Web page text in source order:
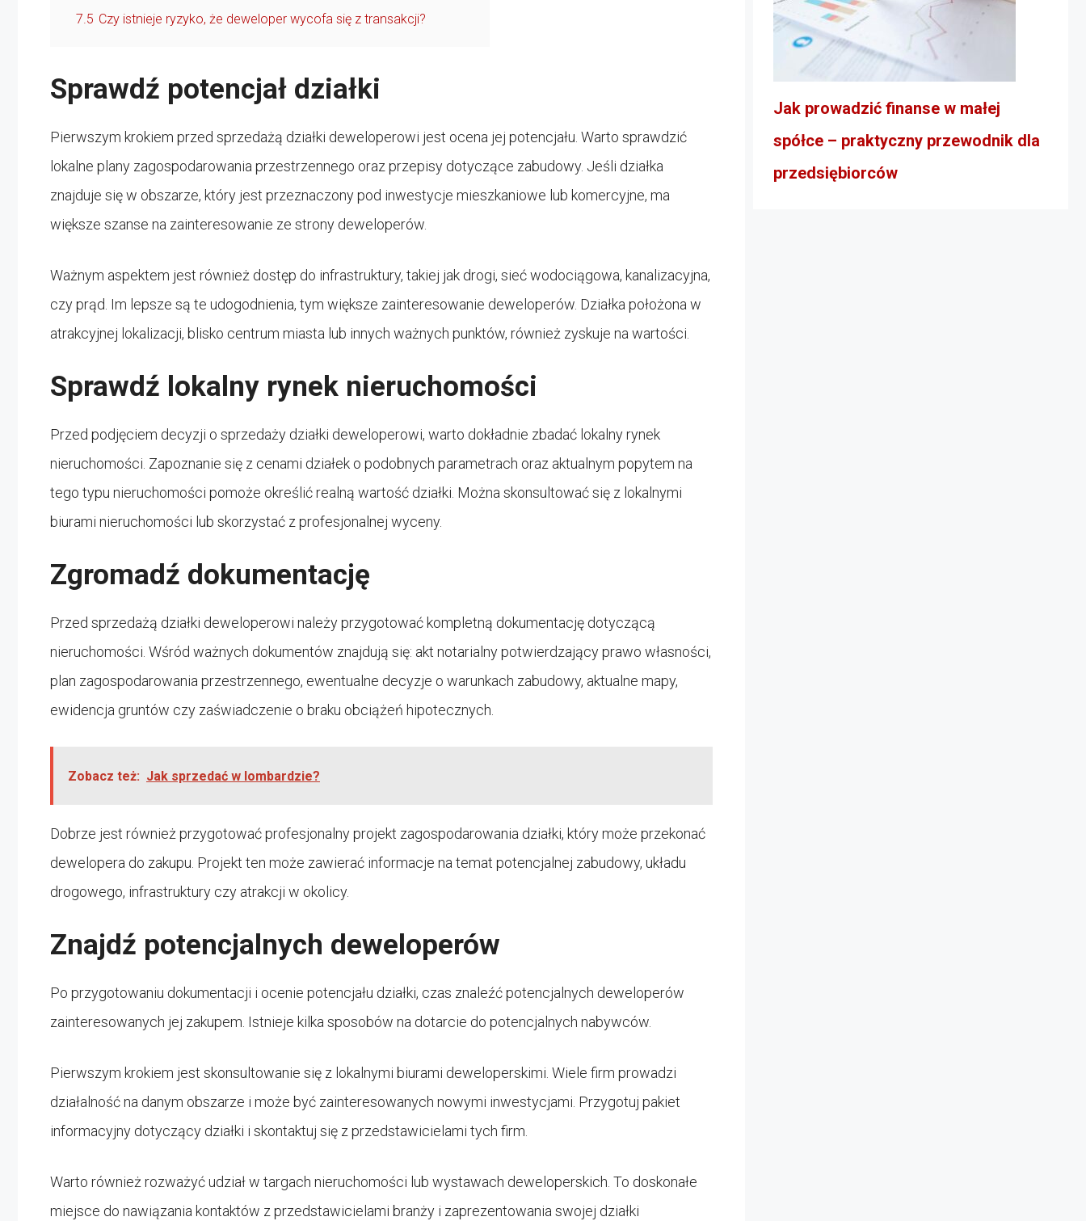
7.5 Czy istnieje ryzyko, że deweloper wycofa się z transakcji?
Sprawdź potencjał działki
Pierwszym krokiem przed sprzedażą działki deweloperowi jest ocena jej potencjału. Warto sprawdzić
lokalne plany zagospodarowania przestrzennego oraz przepisy dotyczące zabudowy. Jeśli działka
znajduje się w obszarze, który jest przeznaczony pod inwestycje mieszkaniowe lub komercyjne, ma
większe szanse na zainteresowanie ze strony deweloperów.
Ważnym aspektem jest również dostęp do infrastruktury, takiej jak drogi, sieć wodociągowa, kanalizacyjna,
czy prąd. Im lepsze są te udogodnienia, tym większe zainteresowanie deweloperów. Działka położona w
atrakcyjnej lokalizacji, blisko centrum miasta lub innych ważnych punktów, również zyskuje na wartości.
Sprawdź lokalny rynek nieruchomości
Przed podjęciem decyzji o sprzedaży działki deweloperowi, warto dokładnie zbadać lokalny rynek
nieruchomości. Zapoznanie się z cenami działek o podobnych parametrach oraz aktualnym popytem na
tego typu nieruchomości pomoże określić realną wartość działki. Można skonsultować się z lokalnymi
biurami nieruchomości lub skorzystać z profesjonalnej wyceny.
Zgromadź dokumentację
Przed sprzedażą działki deweloperowi należy przygotować kompletną dokumentację dotyczącą
nieruchomości. Wśród ważnych dokumentów znajdują się: akt notarialny potwierdzający prawo własności,
plan zagospodarowania przestrzennego, ewentualne decyzje o warunkach zabudowy, aktualne mapy,
ewidencja gruntów czy zaświadczenie o braku obciążeń hipotecznych.
Zobacz też: Jak sprzedać w lombardzie?
Dobrze jest również przygotować profesjonalny projekt zagospodarowania działki, który może przekonać
dewelopera do zakupu. Projekt ten może zawierać informacje na temat potencjalnej zabudowy, układu
drogowego, infrastruktury czy atrakcji w okolicy.
Znajdź potencjalnych deweloperów
Po przygotowaniu dokumentacji i ocenie potencjału działki, czas znaleźć potencjalnych deweloperów
zainteresowanych jej zakupem. Istnieje kilka sposobów na dotarcie do potencjalnych nabywców.
Pierwszym krokiem jest skonsultowanie się z lokalnymi biurami deweloperskimi. Wiele firm prowadzi
działalność na danym obszarze i może być zainteresowanych nowymi inwestycjami. Przygotuj pakiet
informacyjny dotyczący działki i skontaktuj się z przedstawicielami tych firm.
Warto również rozważyć udział w targach nieruchomości lub wystawach deweloperskich. To doskonałe
miejsce do nawiązania kontaktów z przedstawicielami branży i zaprezentowania swojej działki
Jak prowadzić finanse w małej
spółce – praktyczny przewodnik dla
przedsiębiorców